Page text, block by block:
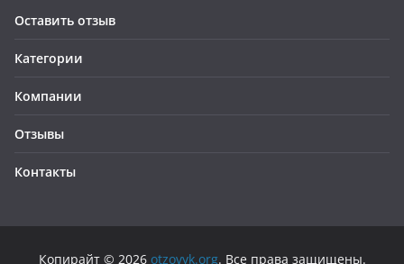
Оставить отзыв
Категории
Компании
Отзывы
Контакты
Копирайт © 2026 otzovyk.org. Все права защищены.